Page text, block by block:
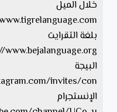
خلال الميل
بلغة التقرايت
البيجة
الإنستجرام